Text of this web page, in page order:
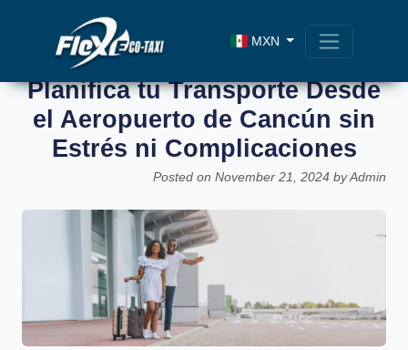
MXN
Planifica tu Transporte Desde
el Aeropuerto de Cancún sin
Estrés ni Complicaciones
Posted on November 21, 2024 by Admin